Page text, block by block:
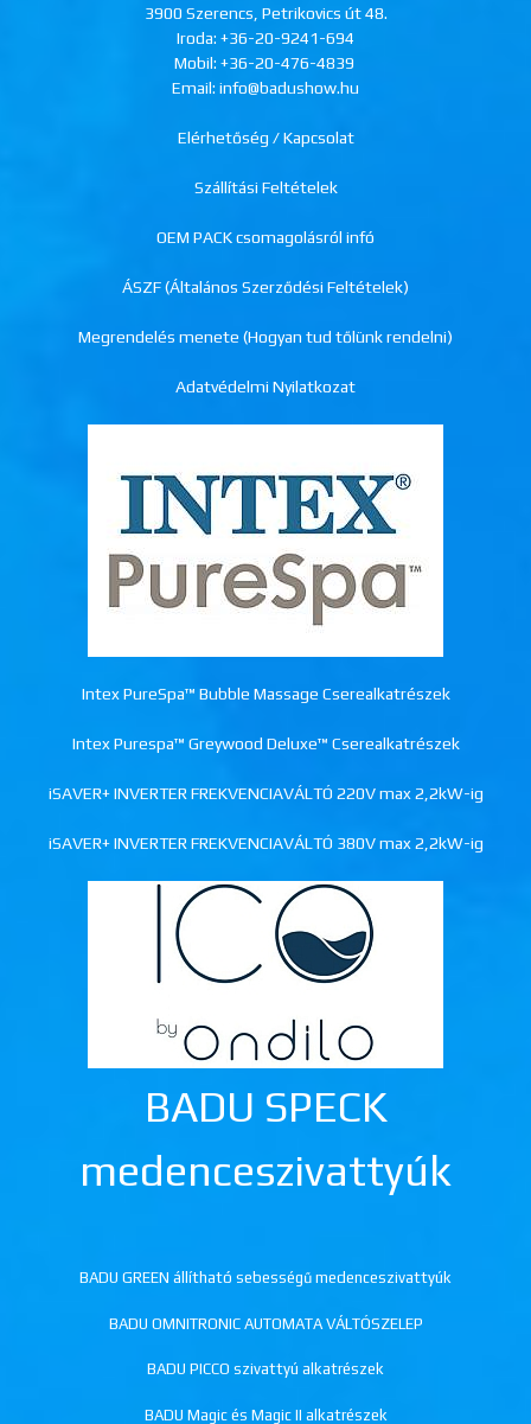
3900 Szerencs, Petrikovics út 48.
Iroda: +36-20-9241-694
Mobil: +36-20-476-4839
Email: info@badushow.hu
Elérhetőség / Kapcsolat
Szállítási Feltételek
OEM PACK csomagolásról infó
ÁSZF (Általános Szerződési Feltételek)
Megrendelés menete (Hogyan tud tőlünk rendelni)
Adatvédelmi Nyilatkozat
Intex PureSpa™ Bubble Massage Cserealkatrészek
Intex Purespa™ Greywood Deluxe™ Cserealkatrészek
iSAVER+ INVERTER FREKVENCIAVÁLTÓ 220V max 2,2kW-ig
iSAVER+ INVERTER FREKVENCIAVÁLTÓ 380V max 2,2kW-ig
BADU SPECK
medenceszivattyúk
BADU GREEN állítható sebességű medenceszivattyúk
BADU OMNITRONIC AUTOMATA VÁLTÓSZELEP
BADU PICCO szivattyú alkatrészek
BADU Magic és Magic II alkatrészek